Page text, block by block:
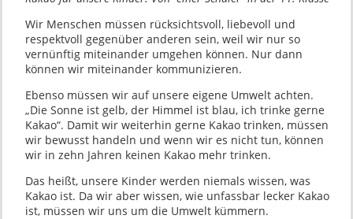
Wir Menschen müssen rücksichtsvoll, liebevoll und
respektvoll gegenüber anderen sein, weil wir nur so
vernünftig miteinander umgehen können. Nur dann
können wir miteinander kommunizieren.
Ebenso müssen wir auf unsere eigene Umwelt achten.
„Die Sonne ist gelb, der Himmel ist blau, ich trinke gerne
Kakao“. Damit wir weiterhin gerne Kakao trinken, müssen
wir bewusst handeln und wenn wir es nicht tun, können
wir in zehn Jahren keinen Kakao mehr trinken.
Das heißt, unsere Kinder werden niemals wissen, was
Kakao ist. Da wir aber wissen, wie unfassbar lecker Kakao
ist, müssen wir uns um die Umwelt kümmern.